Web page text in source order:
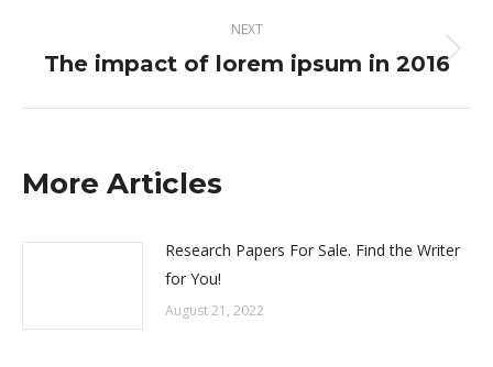
NEXT
Next
The impact of lorem ipsum in 2016
More Articles
Research Papers For Sale. Find the Writer
for You!
August 21, 2022